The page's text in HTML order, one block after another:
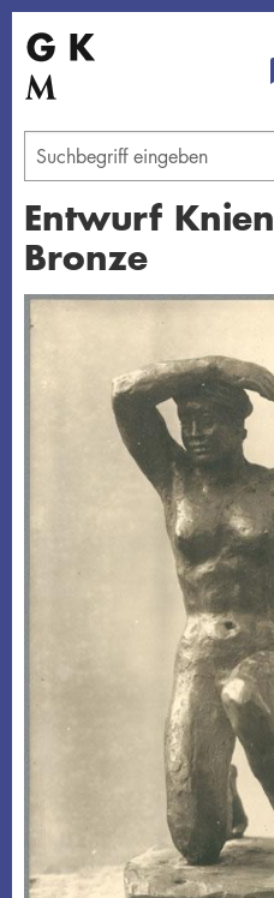
Direkt
zum
Inhalt
Geben
Sie
einen
Suchbegriff
Entwurf
Bronze
Übersicht schließen